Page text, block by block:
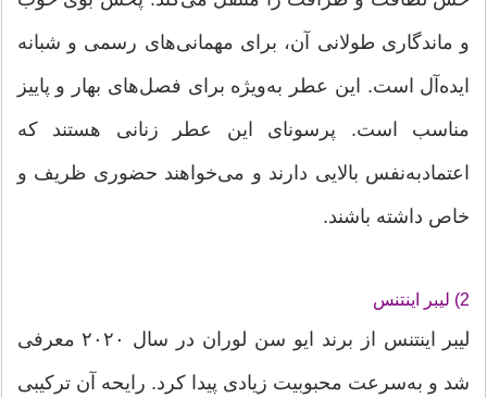
و ماندگاری طولانی آن، برای مهمانی‌های رسمی و شبانه
ایده‌آل است. این عطر به‌ویژه برای فصل‌های بهار و پاییز
مناسب است. پرسونای این عطر زنانی هستند که
اعتمادبه‌نفس بالایی دارند و می‌خواهند حضوری ظریف و
خاص داشته باشند.
2) لیبر اینتنس
لیبر اینتنس از برند ایو سن لوران در سال ۲۰۲۰ معرفی
شد و به‌سرعت محبوبیت زیادی پیدا کرد. رایحه آن ترکیبی